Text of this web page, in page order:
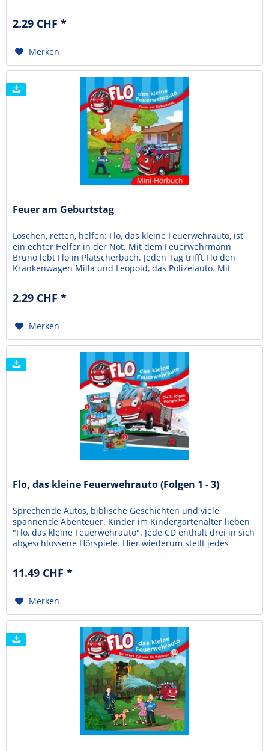
gewinnt - allerdings nur durch einen...
2.29 CHF *
Merken
Feuer am Geburtstag
Löschen, retten, helfen: Flo, das kleine Feuerwehrauto, ist
ein echter Helfer in der Not. Mit dem Feuerwehrmann
Bruno lebt Flo in Plätscherbach. Jeden Tag trifft Flo den
Krankenwagen Milla und Leopold, das Polizeiauto. Mit
zur Stelle ist. Dieses Mini-Hörbuch...
2.29 CHF *
Merken
Flo, das kleine Feuerwehrauto (Folgen 1 - 3)
Sprechende Autos, biblische Geschichten und viele
spannende Abenteuer. Kinder im Kindergartenalter lieben
"Flo, das kleine Feuerwehrauto". Jede CD enthält drei in sich
abgeschlossene Hörspiele. Hier wiederum stellt jedes
Hörspiele "Flo, das kleine Feuerwehrauto",...
11.49 CHF *
Merken